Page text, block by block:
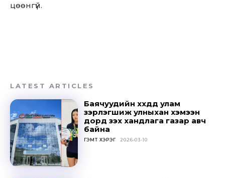
цөөнгүй.
LATEST ARTICLES
Баячуудийн хүүхдүүд улам
зэрлэгшиж улныхан хэмээн
дорд үзэх хандлага газар авч
байна
ГЭМТ ХЭРЭГ 2026-03-10